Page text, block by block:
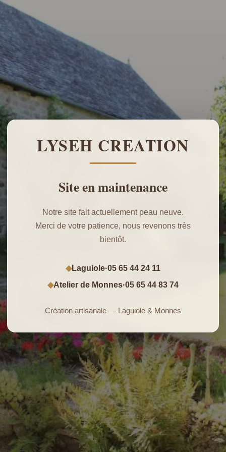
LYSEH CREATION
Site en maintenance
Notre site fait actuellement peau neuve.
Merci de votre patience, nous revenons très
bientôt.
◆Laguiole·05 65 44 24 11
◆Atelier de Monnes·05 65 44 83 74
Création artisanale — Laguiole & Monnes